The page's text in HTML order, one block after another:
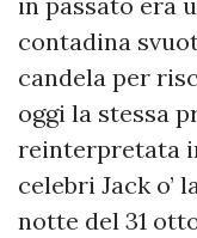
contadina
candela per
oggi la stessa
reinterpretata
celebri Jack o’
notte del 31